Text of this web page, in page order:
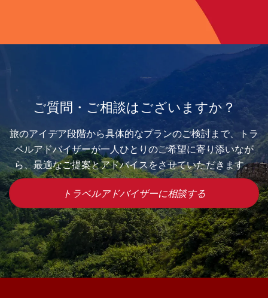
ご質問・ご相談はございますか？
旅のアイデア段階から具体的なプランのご検討まで、トラ
ベルアドバイザーが一人ひとりのご希望に寄り添いなが
ら、最適なご提案とアドバイスをさせていただきます。
トラベルアドバイザーに相談する